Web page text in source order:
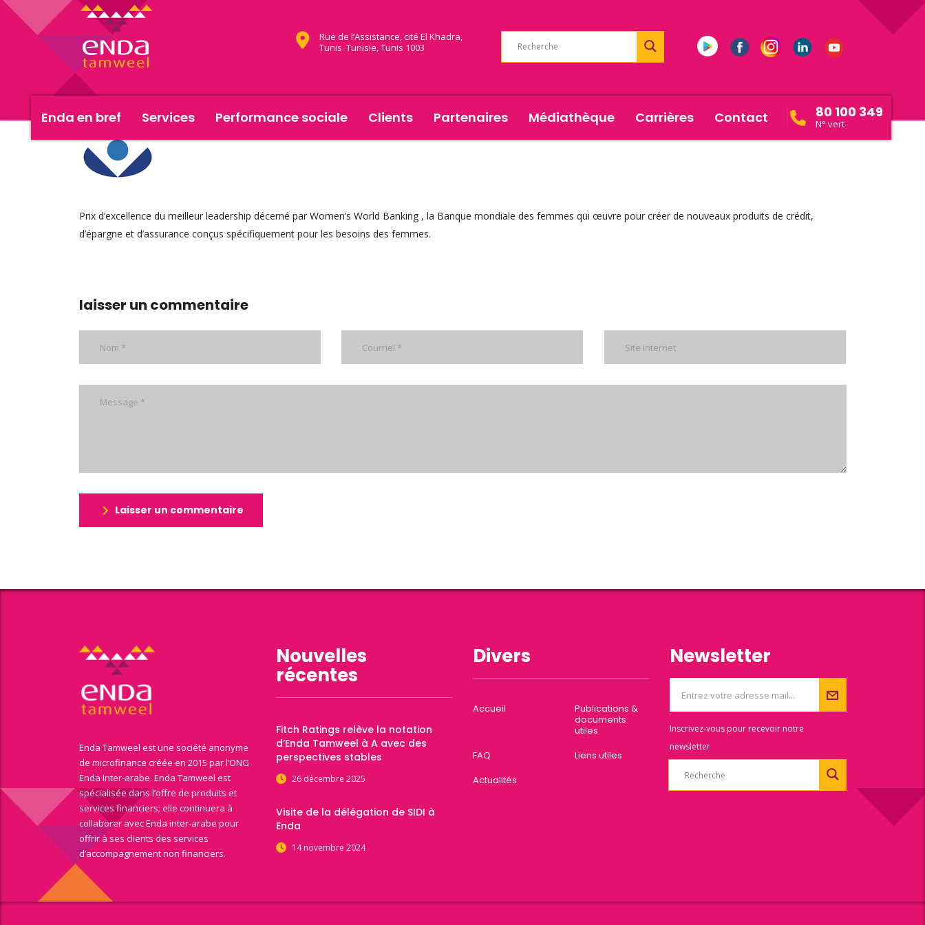
Rue de l’Assistance, cité El Khadra,
Tunis. Tunisie, Tunis 1003
Enda en bref Services Performance sociale Clients Partenaires Médiathèque Carrières Contact 80 100 349
N° vert
Prix d’excellence du meilleur leadership décerné par Women’s World Banking , la Banque mondiale des femmes qui œuvre pour créer de nouveaux produits de crédit,
d’épargne et d’assurance conçus spécifiquement pour les besoins des femmes.
laisser un commentaire
Laisser un commentaire
Enda Tamweel est une société anonyme
de microfinance créée en 2015 par l’ONG
Enda Inter-arabe. Enda Tamweel est
spécialisée dans l’offre de produits et
services financiers; elle continuera à
collaborer avec Enda inter-arabe pour
offrir à ses clients des services
d’accompagnement non financiers.
Nouvelles
récentes
Fitch Ratings relève la notation
d’Enda Tamweel à A avec des
perspectives stables
26 décembre 2025
Visite de la délégation de SIDI à
Enda
14 novembre 2024
Divers
Accueil
Publications &
documents
utiles
FAQ
Liens utiles
Actualités
Newsletter
Inscrivez-vous pour recevoir notre
newsletter